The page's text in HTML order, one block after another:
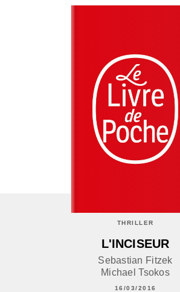
THRILLER
L'INCISEUR
Sebastian Fitzek
Michael Tsokos
16/03/2016